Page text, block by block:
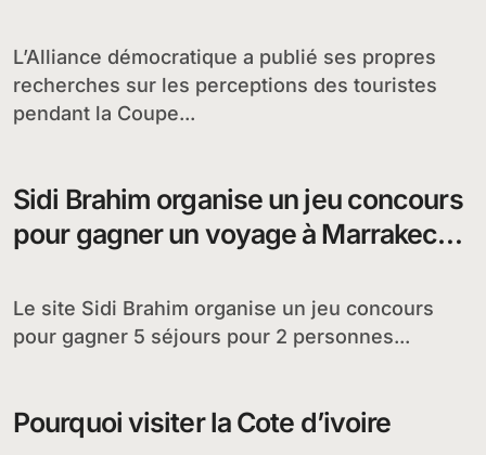
L’Alliance démocratique a publié ses propres
recherches sur les perceptions des touristes
pendant la Coupe...
Sidi Brahim organise un jeu concours
pour gagner un voyage à Marrakech
Le site Sidi Brahim organise un jeu concours
pour gagner 5 séjours pour 2 personnes...
Pourquoi visiter la Cote d’ivoire